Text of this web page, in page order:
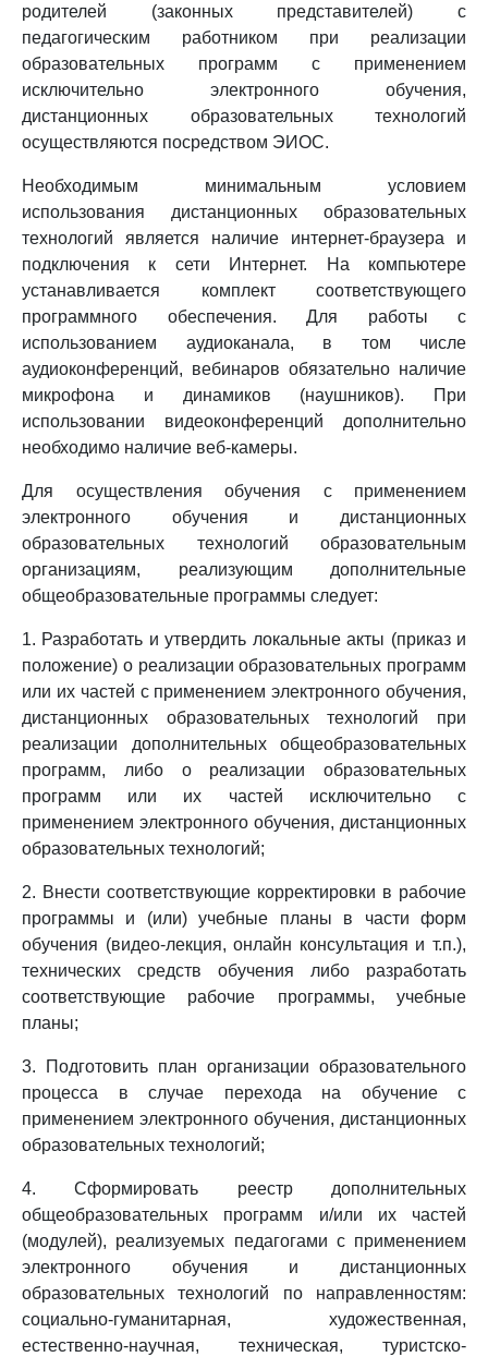
родителей (законных представителей) с
педагогическим работником при реализации
образовательных программ с применением
исключительно электронного обучения,
дистанционных образовательных технологий
осуществляются посредством ЭИОС.
Необходимым минимальным условием
использования дистанционных образовательных
технологий является наличие интернет-браузера и
подключения к сети Интернет. На компьютере
устанавливается комплект соответствующего
программного обеспечения. Для работы с
использованием аудиоканала, в том числе
аудиоконференций, вебинаров обязательно наличие
микрофона и динамиков (наушников). При
использовании видеоконференций дополнительно
необходимо наличие веб-камеры.
Для осуществления обучения с применением
электронного обучения и дистанционных
образовательных технологий образовательным
организациям, реализующим дополнительные
общеобразовательные программы следует:
1. Разработать и утвердить локальные акты (приказ и
положение) о реализации образовательных программ
или их частей с применением электронного обучения,
дистанционных образовательных технологий при
реализации дополнительных общеобразовательных
программ, либо о реализации образовательных
программ или их частей исключительно с
применением электронного обучения, дистанционных
образовательных технологий;
2. Внести соответствующие корректировки в рабочие
программы и (или) учебные планы в части форм
обучения (видео-лекция, онлайн консультация и т.п.),
технических средств обучения либо разработать
соответствующие рабочие программы, учебные
планы;
3. Подготовить план организации образовательного
процесса в случае перехода на обучение с
применением электронного обучения, дистанционных
образовательных технологий;
4. Сформировать реестр дополнительных
общеобразовательных программ и/или их частей
(модулей), реализуемых педагогами с применением
электронного обучения и дистанционных
образовательных технологий по направленностям:
социально-гуманитарная, художественная,
естественно-научная, техническая, туристско-